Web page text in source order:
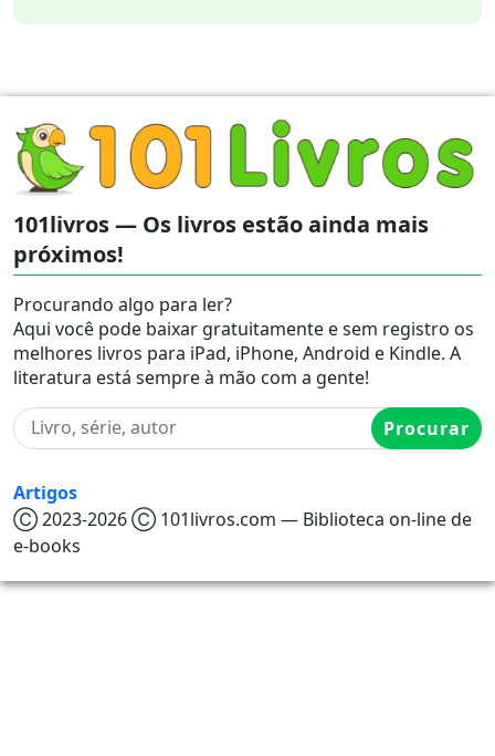
101livros — Os livros estão ainda mais
próximos!
Procurando algo para ler?
Aqui você pode baixar gratuitamente e sem registro os
melhores livros para iPad, iPhone, Android e Kindle. A
literatura está sempre à mão com a gente!
Procurar
Artigos
Ⓒ 2023-2026 Ⓒ 101livros.com — Biblioteca on-line de
e-books